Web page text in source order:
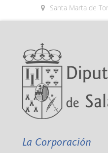
Santa Marta de
La Corporación